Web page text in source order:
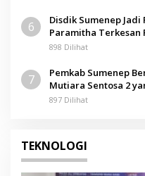
6
Disdik Sumenep Jadi
Paramitha Terkesan
898 Dilihat
7
Pemkab Sumenep
Mutiara Sentosa 2
897 Dilihat
TEKNOLOGI